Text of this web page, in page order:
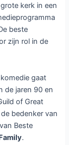
kerk in een
beste
zijn rol in de
komedie gaat
de jaren 90 en
of Great
de bedenker van
Beste
.